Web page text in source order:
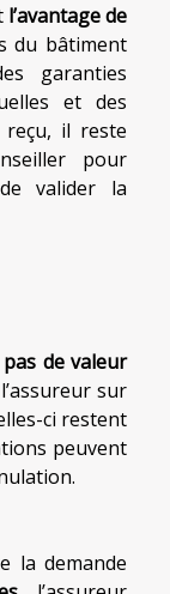
l’avantage de
du bâtiment
garanties
et des
il reste
pour
valider la
pas de valeur
sur
ci restent
peuvent
la demande